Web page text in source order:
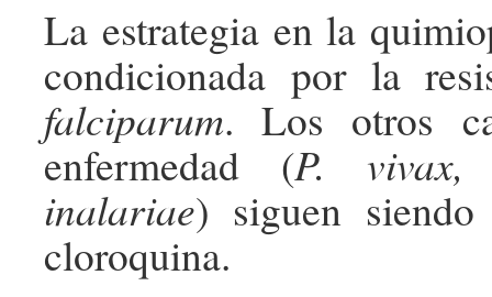
La estrategia en la
condicionada por la
falciparum. Los otros
enfermedad (P.
inalariae) siguen
cloroquina.